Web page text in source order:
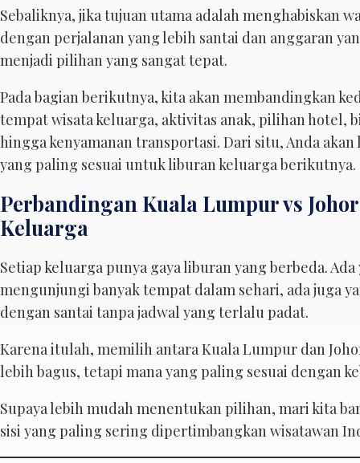
Sebaliknya, jika tujuan utama adalah menghabiskan
dengan perjalanan yang lebih santai dan anggaran
menjadi pilihan yang sangat tepat.
Pada bagian berikutnya, kita akan membandingkan
tempat wisata keluarga, aktivitas anak, pilihan hotel,
hingga kenyamanan transportasi. Dari situ, Anda
yang paling sesuai untuk liburan keluarga berikutnya.
Perbandingan Kuala Lumpur vs
Keluarga
Setiap keluarga punya gaya liburan yang berbeda.
mengunjungi banyak tempat dalam sehari, ada juga
dengan santai tanpa jadwal yang terlalu padat.
Karena itulah, memilih antara Kuala Lumpur dan
lebih bagus, tetapi mana yang paling sesuai dengan
Supaya lebih mudah menentukan pilihan, mari kita
sisi yang paling sering dipertimbangkan wisatawan